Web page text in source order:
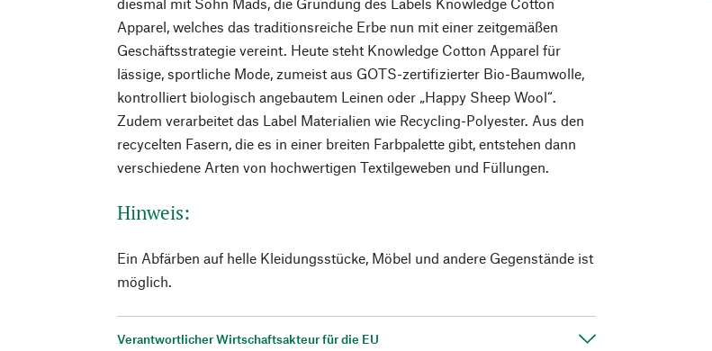
Apparel, welches das traditionsreiche Erbe nun mit einer zeitgemäßen
Geschäftsstrategie vereint. Heute steht Knowledge Cotton Apparel für
lässige, sportliche Mode, zumeist aus GOTS-zertifizierter Bio-Baumwolle,
kontrolliert biologisch angebautem Leinen oder „Happy Sheep Wool“.
Zudem verarbeitet das Label Materialien wie Recycling-Polyester. Aus den
recycelten Fasern, die es in einer breiten Farbpalette gibt, entstehen dann
verschiedene Arten von hochwertigen Textilgeweben und Füllungen.
Hinweis:
Ein Abfärben auf helle Kleidungsstücke, Möbel und andere Gegenstände ist
möglich.
Verantwortlicher Wirtschaftsakteur für die EU